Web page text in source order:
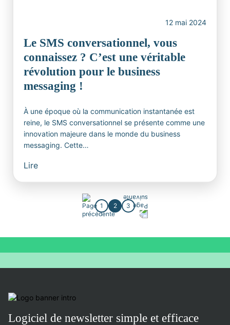
12 mai 2024
Le SMS conversationnel, vous
connaissez ? C’est une véritable
révolution pour le business
messaging !
À une époque où la communication instantanée est
reine, le SMS conversationnel se présente comme une
innovation majeure dans le monde du business
messaging. Cette…
Lire
1 2 3
Logiciel de newsletter simple et efficace